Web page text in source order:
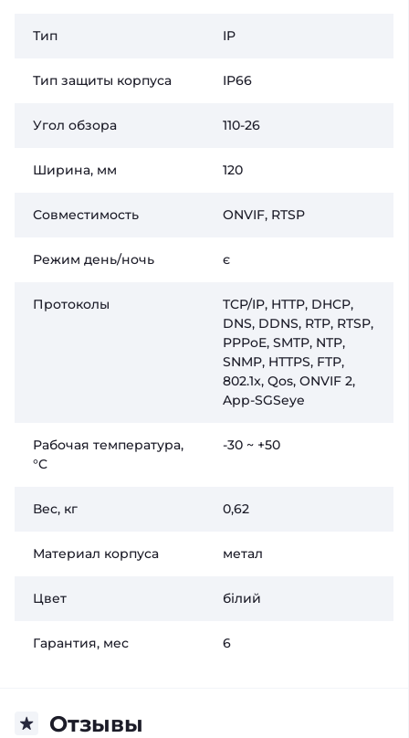
Тип IP
Тип защиты корпуса IP66
Угол обзора 110-26
Ширина, мм 120
Совместимость ONVIF, RTSP
Режим день/ночь є
Протоколы
TCP/IP, HTTP, DHCP,
DNS, DDNS, RTP, RTSP,
PPPoE, SMTP, NTP,
SNMP, HTTPS, FTP,
802.1x, Qos, ONVIF 2,
Aрр-SGSeye
Рабочая температура,
°C
-30 ~ +50
Вес, кг 0,62
Материал корпуса метал
Цвет білий
Гарантия, мес 6
Отзывы